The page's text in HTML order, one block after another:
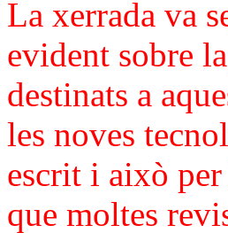
La xerrada va
evident sobre
destinats a
les noves
escrit i això
que moltes